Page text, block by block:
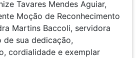
Tavares Mendes Aguiar,
Moção de Reconhecimento
Martins Baccoli, servidora
de sua dedicação,
cordialidade e exemplar